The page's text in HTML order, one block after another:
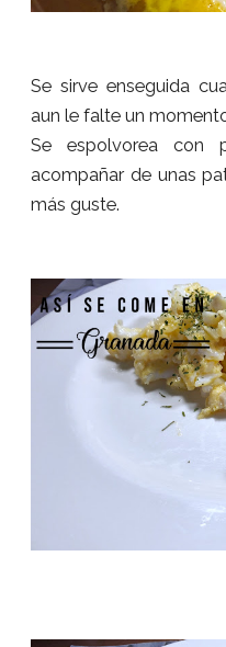
Se sirve enseguida
aun le falte un
Se espolvorea con
acompañar de unas
más guste.